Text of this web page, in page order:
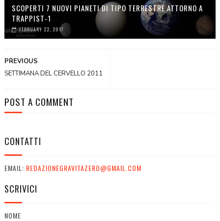
SCOPERTI 7 NUOVI PIANETI DI TIPO TERRESTRE ATTORNO A
TRAPPIST-1
FEBRUARY 22, 2017
PREVIOUS
SETTIMANA DEL CERVELLO 2011
POST A COMMENT
CONTATTI
EMAIL: REDAZIONEGRAVITAZERO@GMAIL.COM
SCRIVICI
NOME